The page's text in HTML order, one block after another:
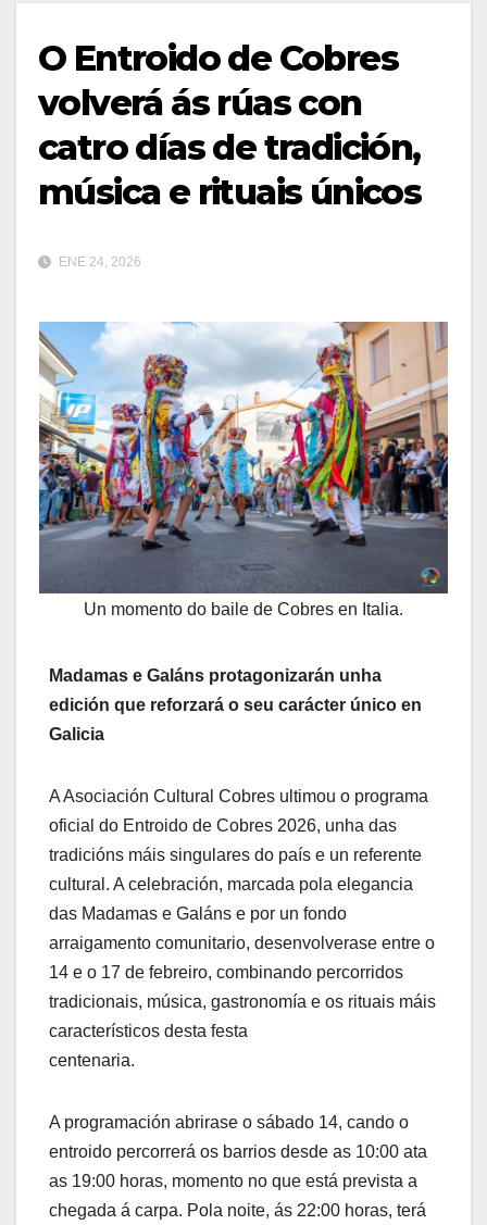
O Entroido de Cobres
volverá ás rúas con
catro días de tradición,
música e rituais únicos
ENE 24, 2026
Un momento do baile de Cobres en Italia.
Madamas e Galáns protagonizarán unha
edición que reforzará o seu carácter único en
Galicia
A Asociación Cultural Cobres ultimou o programa
oficial do Entroido de Cobres 2026, unha das
tradicións máis singulares do país e un referente
cultural. A celebración, marcada pola elegancia
das Madamas e Galáns e por un fondo
arraigamento comunitario, desenvolverase entre o
14 e o 17 de febreiro, combinando percorridos
tradicionais, música, gastronomía e os rituais máis
característicos desta festa
centenaria.
A programación abrirase o sábado 14, cando o
entroido percorrerá os barrios desde as 10:00 ata
as 19:00 horas, momento no que está prevista a
chegada á carpa. Pola noite, ás 22:00 horas, terá